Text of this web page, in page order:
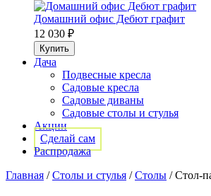
Домашний офис Дебют графит
12 030 ₽
Дача
Подвесные кресла
Садовые кресла
Садовые диваны
Садовые столы и стулья
Акции
Сделай сам
Распродажа
Главная / Столы и стулья / Столы /Стол-